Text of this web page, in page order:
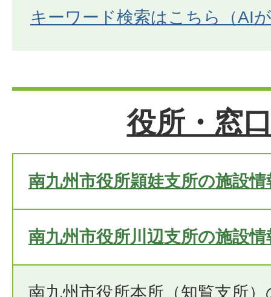
キーワード検索はこちら（AI
役所・窓
南九州市役所頴娃支所の施設情
南九州市役所川辺支所の施設情
南九州市役所本所（知覧支所